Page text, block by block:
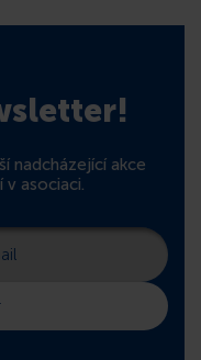
nadcházející akce
v asociaci.